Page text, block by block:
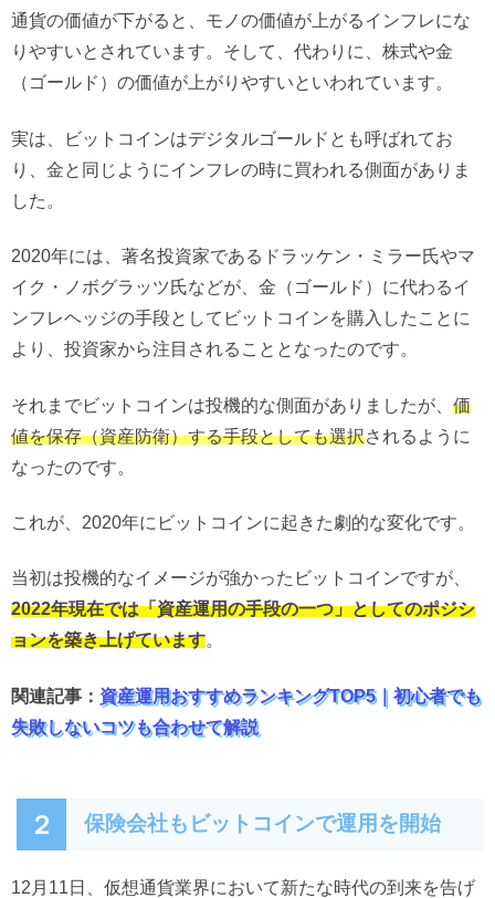
通貨の価値が下がると、モノの価値が上がるインフレにな
りやすいとされています。そして、代わりに、株式や金
（ゴールド）の価値が上がりやすいといわれています。
実は、ビットコインはデジタルゴールドとも呼ばれてお
り、金と同じようにインフレの時に買われる側面がありま
した。
2020年には、著名投資家であるドラッケン・ミラー氏やマ
イク・ノボグラッツ氏などが、金（ゴールド）に代わるイ
ンフレヘッジの手段としてビットコインを購入したことに
より、投資家から注目されることとなったのです。
それまでビットコインは投機的な側面がありましたが、 価
値を保存（資産防衛）する手段としても選択されるように
なったのです。
これが、2020年にビットコインに起きた劇的な変化です。
当初は投機的なイメージが強かったビットコインですが、
2022年現在では「資産運用の手段の一つ」としてのポジシ
ョンを築き上げています。
関連記事： 資産運用おすすめランキングTOP5｜初心者でも
失敗しないコツも合わせて解説
２ 保険会社もビットコインで運用を開始
12月11日、仮想通貨業界において新たな時代の到来を告げ